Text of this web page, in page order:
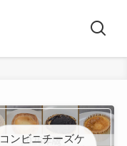
コンビニチーズケ